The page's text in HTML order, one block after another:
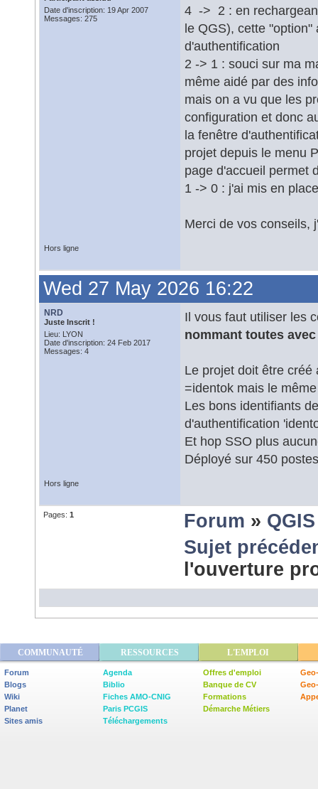
Date d'inscription: 19 Apr 2007
Messages: 275
4 -> 2 : en
le QGS), cette
d'authentification
2 -> 1 : souci sur ma
même aidé par des
mais on a vu que les
configuration et donc
la fenêtre
projet depuis le menu
page d'accueil permet
1 -> 0 : j'ai mis en
Merci de vos conseils,
Hors ligne
Wed 27 May 2026 16:22
NRD
Juste Inscrit !
Lieu: LYON
Date d'inscription: 24 Feb 2017
Messages: 4
Il vous faut utiliser les
nommant toutes
Le projet doit être
=identok mais le
Les bons identifiants
d'authentification
Et hop SSO plus
Déployé sur 450
Hors ligne
Pages: 1 Forum » QGIS
Sujet
l'ouverture
COMMUNAUTÉ RESSOURCES L'EMPLOI
Forum
Blogs
Wiki
Planet
Sites amis
Agenda
Biblio
Fiches AMO-CNIG
Paris PCGIS
Téléchargements
Offres d'emploi
Banque de CV
Formations
Démarche Métiers